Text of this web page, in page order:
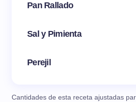
Pan Rallado
Sal y Pimienta
Perejil
Cantidades de esta receta ajustadas